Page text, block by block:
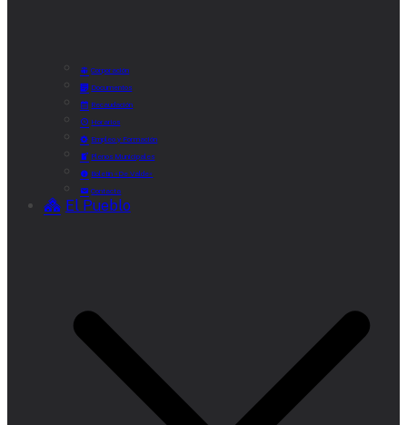
Corporación
Documentos
Recaudación
Horarios
Empleo y Formación
Plenos Municipales
Boletín «De Valde»
Contacta
El Pueblo